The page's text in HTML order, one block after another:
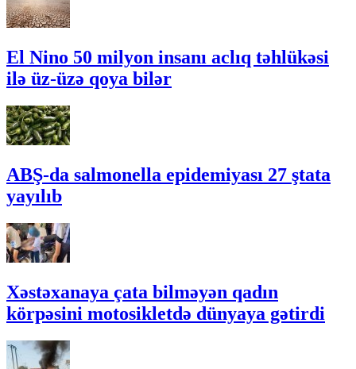
El Nino 50 milyon insanı aclıq təhlükəsi
ilə üz-üzə qoya bilər
ABŞ-da salmonella epidemiyası 27 ştata
yayılıb
Xəstəxanaya çata bilməyən qadın
körpəsini motosikletdə dünyaya gətirdi